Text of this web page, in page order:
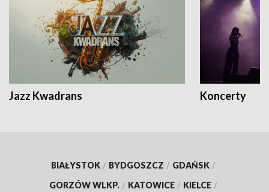
Jazz Kwadrans Koncerty
BIAŁYSTOK / BYDGOSZCZ / GDAŃSK /
GORZÓW WLKP. / KATOWICE / KIELCE /